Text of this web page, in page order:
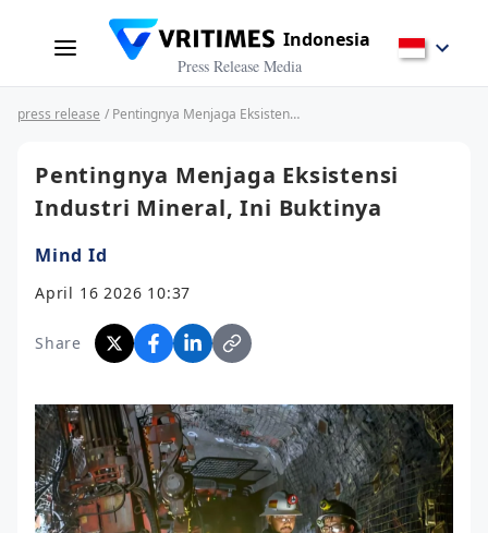
Indonesia
Press Release Media
press release / Pentingnya Menjaga Eksistensi Industri Mineral, Ini Buktinya
Pentingnya Menjaga Eksistensi
Industri Mineral, Ini Buktinya
Mind Id
April 16 2026 10:37
Share